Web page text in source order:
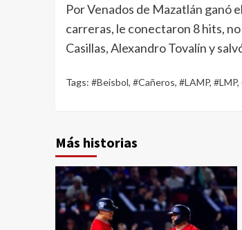
Por Venados de Mazatlán ganó
carreras, le conectaron 8 hits,
Casillas, Alexandro Tovalín y
Tags: #Beisbol, #Cañeros, #LAMP, #LMP,
Más historias